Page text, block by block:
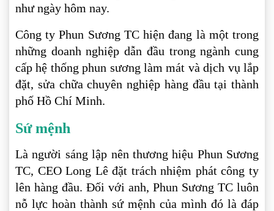
như ngày hôm nay.
Công ty Phun Sương TC hiện đang là một trong
những doanh nghiệp dẫn đầu trong ngành cung
cấp hệ thống phun sương làm mát và dịch vụ lắp
đặt, sửa chữa chuyên nghiệp hàng đầu tại thành
phố Hồ Chí Minh.
Sứ mệnh
Là người sáng lập nên thương hiệu Phun Sương
TC, CEO Long Lê đặt trách nhiệm phát công ty
lên hàng đầu. Đối với anh, Phun Sương TC luôn
nỗ lực hoàn thành sứ mệnh của mình đó là đáp